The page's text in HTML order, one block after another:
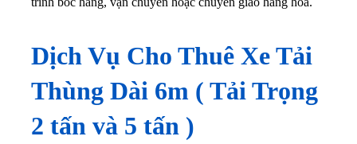
Dịch Vụ Cho Thuê Xe Tải
Thùng Dài 6m ( Tải Trọng
2 tấn và 5 tấn )